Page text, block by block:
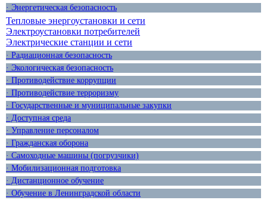
· Энергетическая безопасность
Тепловые энергоустановки и сети
Электроустановки потребителей
Электрические станции и сети
· Радиационная безопасность
· Экологическая безопасность
· Противодействие коррупции
· Противодействие терроризму
· Государственные и муниципальные закупки
· Доступная среда
· Управление персоналом
· Гражданская оборона
· Самоходные машины (погрузчики)
· Мобилизационная подготовка
· Дистанционное обучение
· Обучение в Ленинградской области